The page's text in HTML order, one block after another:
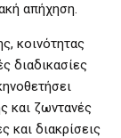
απήχηση.
κοινότητας
διαδικασίες
και ζωντανές
και διακρίσεις